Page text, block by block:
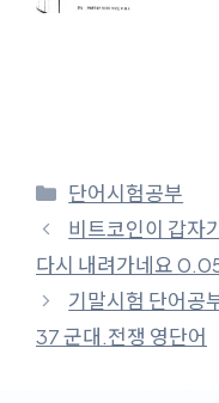
카
테
고
리
단어시험공부
비트코인이 갑자
다시 내려가네요
기말시험 단어공
37 군대.전쟁 영단어